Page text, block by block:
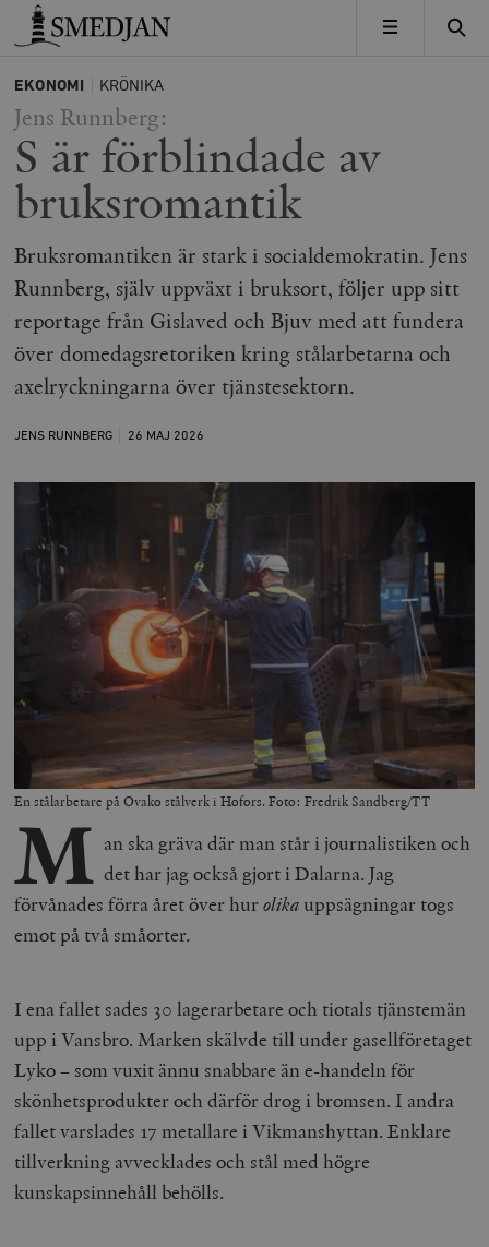
Timbro
MENY
EKONOMI KRÖNIKA
Jens Runnberg:
S är förblindade av
bruksromantik
Bruksromantiken är stark i socialdemokratin. Jens
Runnberg, själv uppväxt i bruksort, följer upp sitt
reportage från Gislaved och Bjuv med att fundera
över domedagsretoriken kring stålarbetarna och
axelryckningarna över tjänstesektorn.
JENS RUNNBERG 26 MAJ 2026
En stålarbetare på Ovako stålverk i Hofors. Foto: Fredrik Sandberg/TT
M an ska gräva där man står i journalistiken och
det har jag också gjort i Dalarna. Jag
förvånades förra året över hurolika uppsägningar togs
emot på två småorter.
I ena fallet sades 30 lagerarbetare och tiotals tjänstemän
upp i Vansbro. Marken skälvde till under gasellföretaget
Lyko – som vuxit ännu snabbare än e-handeln för
skönhetsprodukter och därför drog i bromsen. I andra
fallet varslades 17 metallare i Vikmanshyttan. Enklare
tillverkning avvecklades och stål med högre
kunskapsinnehåll behölls.